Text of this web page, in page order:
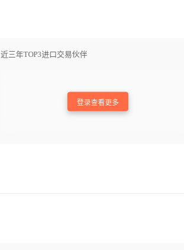
近三年TOP3进口交易伙伴
登录查看更多